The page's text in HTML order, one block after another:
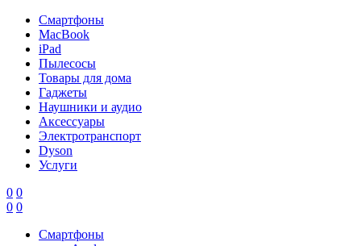
Смартфоны
MacBook
iPad
Пылесосы
Товары для дома
Гаджеты
Наушники и аудио
Аксессуары
Электротранспорт
Dyson
Услуги
0 0
0 0
Смартфоны